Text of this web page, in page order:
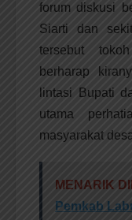
forum diskusi
Siarti dan
tersebut
berharap
lintasi Bupati
utama
masyarakat
MENARIK
Pemkab